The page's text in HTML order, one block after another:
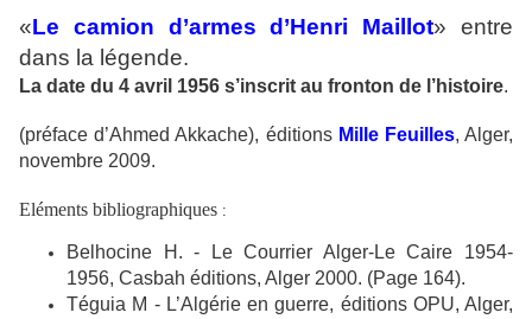
«Le camion d’armes d’Henri Maillot» entre
dans la légende.
La date du 4 avril 1956 s’inscrit au fronton de l’histoire.
(préface d’Ahmed Akkache), éditions Mille Feuilles, Alger,
novembre 2009.
Eléments bibliographiques :
Belhocine H. - Le Courrier Alger-Le Caire 1954-
1956, Casbah éditions, Alger 2000. (Page 164).
Téguia M - L’Algérie en guerre, éditions OPU, Alger,